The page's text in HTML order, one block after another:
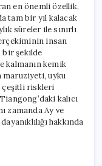
en önemli özellik,
tam bir yıl kalacak
süreler ile sınırlı
insan
bir şekilde
kalmanın kemik
maruziyeti, uyku
çeşitli riskleri
kalıcı
zamanda Ay ve
hakkında